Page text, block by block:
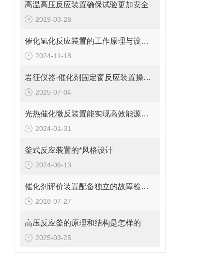
高温高压反应装置确保试验更加安全
2019-03-28
催化氢化反应装置的工作原理与设计要点是怎样的？
2024-11-18
岩征仪器-催化剂固定窗反应装置操作使用
2025-07-04
光热催化微反装置能实现高效能源转化与利用
2024-01-31
釜式反应装置的*风格设计
2024-06-13
催化剂评价装置配备独立的故障检测系统
2018-07-27
高压反应釜的原理和结构是怎样的
2025-03-25